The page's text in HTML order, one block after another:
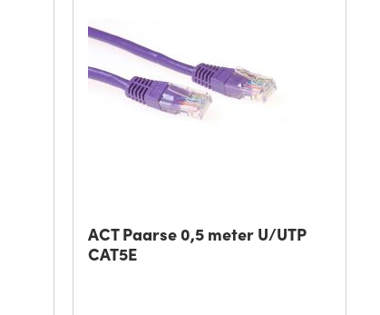
ACT Paarse 0,5 meter U/UTP
CAT5E